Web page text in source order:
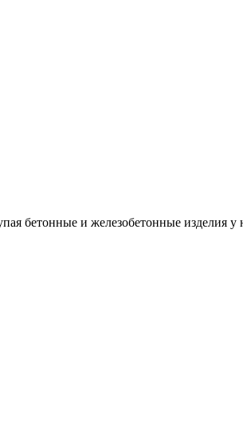
бетонные и железобетонные изделия у